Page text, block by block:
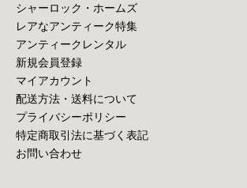
シャーロック・ホームズ
レアなアンティーク特集
アンティークレンタル
新規会員登録
マイアカウント
配送方法・送料について
プライバシーポリシー
特定商取引法に基づく表記
お問い合わせ